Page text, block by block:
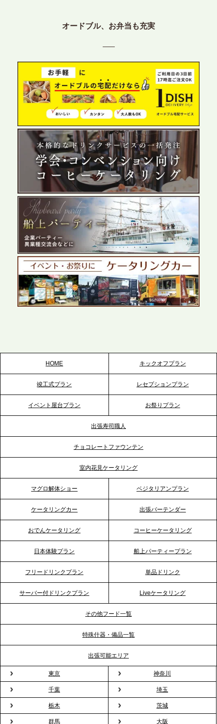
プレスリリースのご案内｜ケータリングのセカンド
目の展開で、拡大する出張パーティー・ケータリン
2026.6.4
プレスリリースのご案内｜夏の社内親睦が、配属後
の離職防止に。オフィスや会議室で縁日気分を味わ
う「お祭りケータリング」の提供を開始
2026.5.29
プレスリリースのご案内｜ケータリングのセカンド
テーブル、群馬前橋支社を設立。再開発やオフィス
展開が進む前橋エリアの企業ニーズに応え、高品質
なサービスで各種イベント・懇親会をサポート
2026.5.27
プレスリリースのご案内｜ケータリングのセカンド
テーブル、千葉本社を新設。幕張・舞浜の大型イベ
ントから主要都市の社内懇親会まで、現地拠点を活
かしたスムーズな対応を展開
2026.5.22
2026.5.20
プレスリリースのご案内｜ケータリングのセカンド
2026.5.12
プレスリリースのご案内｜ケータリングのセカンド
プレスリリースのご案内｜「温かな食」が会話のス
イッチに。新入社員研修で《食体験としてのケータ
テーブル、横浜事務所を新設。神奈川エリアのサー
ビス提供体制を強化し、質の高い「場づくり」をサ
TBS「Nスタ」で、2ndTable「1DISH」の花見オー
ドブルが紹介されました
2026.3.23
プレスリリースのご案内｜入社式の“そのまま懇親
会”が企業で広がる。 新入社員の交流を支える『オフ
オードブル、お弁当も充実
HOME キックオフプラン
竣工式プラン レセプションプラン
イベント屋台プラン お祭りプラン
出張寿司職人
チョコレートファウンテン
室内花見ケータリング
マグロ解体ショー ベジタリアンプラン
ケータリングカー 出張バーテンダー
おでんケータリング コーヒーケータリング
日本体験プラン 船上パーティープラン
フリードリンクプラン 単品ドリンク
サーバー付ドリンクプラン Liveケータリング
その他フード一覧
特殊什器・備品一覧
出張可能エリア
東京 神奈川
千葉 埼玉
栃木 茨城
群馬 大阪